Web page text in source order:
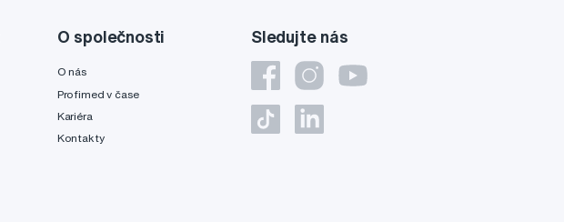
Sledujte nás
O společnosti
O nás
Profimed v čase
Kariéra
Kontakty